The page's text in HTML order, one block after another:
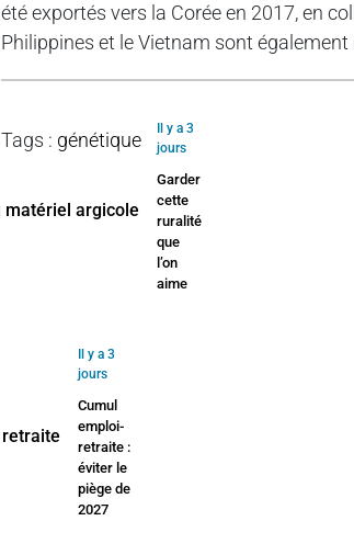
été exportés vers la Corée en 2017, en
Philippines et le Vietnam sont
Tags : génétique
Il y a 3
jours
Garder
cette
ruralité
que
l’on
aime
Il y a 3
jours
Cumul
emploi-
retraite :
éviter le
piège de
2027